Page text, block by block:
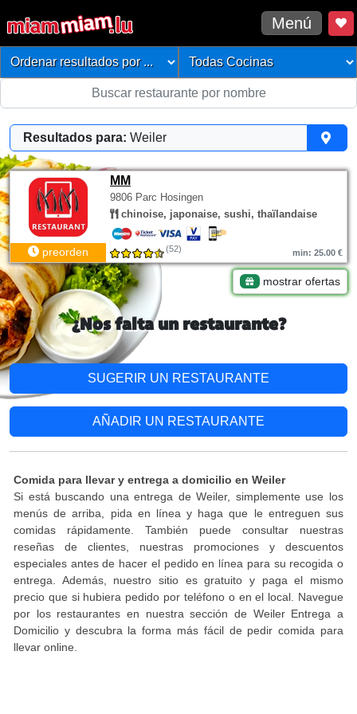
Menú
Resultados para: Weiler
MM
9806 Parc Hosingen
chinoise, japonaise, sushi, thaïlandaise
preorden (52) min: 25.00 €
mostrar ofertas
¿Nos falta un restaurante?
SUGERIR UN RESTAURANTE
AÑADIR UN RESTAURANTE
Comida para llevar y entrega a domicilio en Weiler
Si está buscando una entrega de Weiler, simplemente use los
menús de arriba, pida en línea y haga que le entreguen sus
comidas rápidamente. También puede consultar nuestras
reseñas de clientes, nuestras promociones y descuentos
especiales antes de hacer el pedido en línea para su recogida o
entrega. Además, nuestro sitio es gratuito y paga el mismo
precio que si hubiera pedido por teléfono o en el local. Navegue
por los restaurantes en nuestra sección de Weiler Entrega a
Domicilio y descubra la forma más fácil de pedir comida para
llevar online.